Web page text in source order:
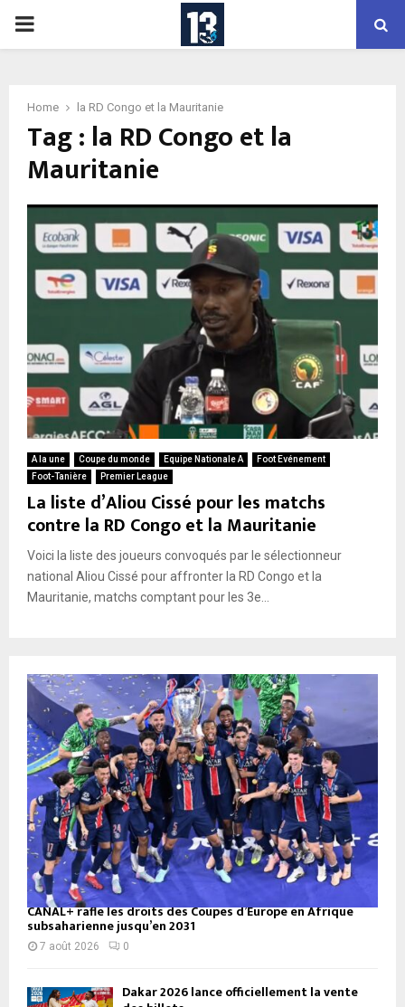
PRIMARY
Home la RD Congo et la Mauritanie
Tag : la RD Congo et la
Mauritanie
A la une Coupe du monde Equipe Nationale A
Foot Evénement
Foot-Tanière
Premier League
La liste d’Aliou Cissé pour les matchs
contre la RD Congo et la Mauritanie
Voici la liste des joueurs convoqués par le sélectionneur
national Aliou Cissé pour affronter la RD Congo et la
Mauritanie, matchs comptant pour les 3e...
CANAL+ rafle les droits des Coupes d’Europe en Afrique
subsaharienne jusqu’en 2031
7 août 2026 0
Dakar 2026 lance officiellement la vente